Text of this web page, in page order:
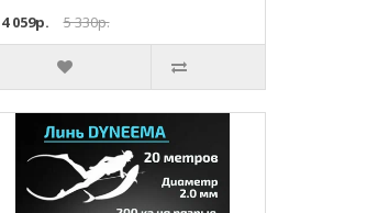
4 059р.
5 330р.